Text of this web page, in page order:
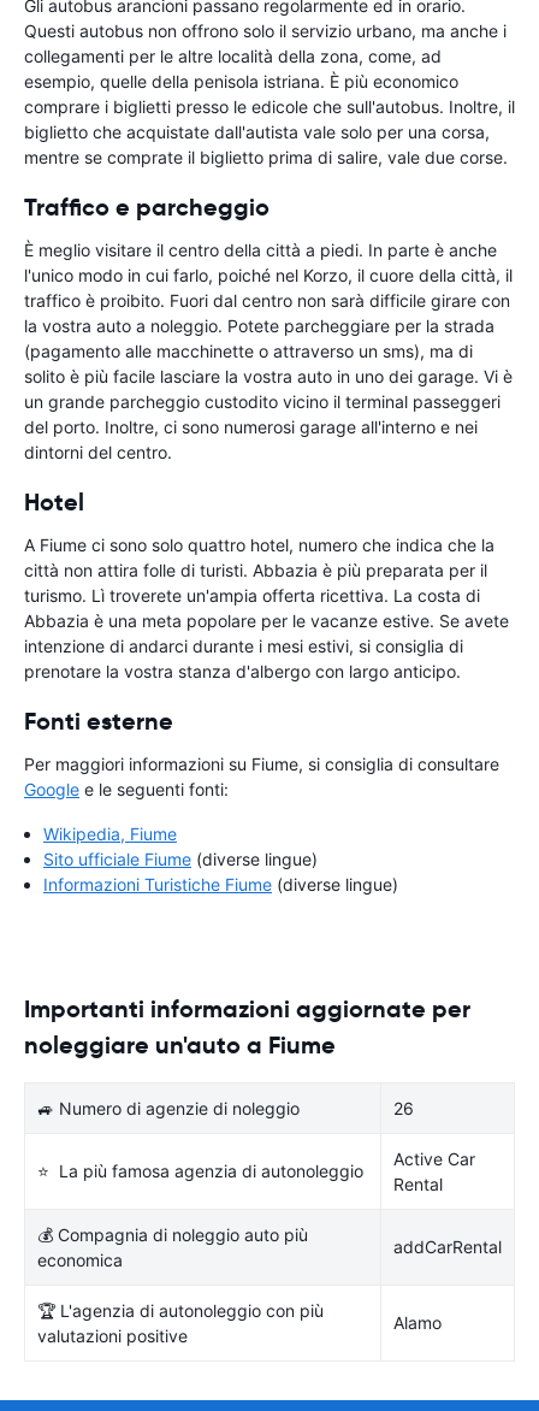
Gli autobus arancioni passano regolarmente ed in orario.
Questi autobus non offrono solo il servizio urbano, ma anche i
collegamenti per le altre località della zona, come, ad
esempio, quelle della penisola istriana. È più economico
comprare i biglietti presso le edicole che sull'autobus. Inoltre, il
biglietto che acquistate dall'autista vale solo per una corsa,
mentre se comprate il biglietto prima di salire, vale due corse.
Traffico e parcheggio
È meglio visitare il centro della città a piedi. In parte è anche
l'unico modo in cui farlo, poiché nel Korzo, il cuore della città, il
traffico è proibito. Fuori dal centro non sarà difficile girare con
la vostra auto a noleggio. Potete parcheggiare per la strada
(pagamento alle macchinette o attraverso un sms), ma di
solito è più facile lasciare la vostra auto in uno dei garage. Vi è
un grande parcheggio custodito vicino il terminal passeggeri
del porto. Inoltre, ci sono numerosi garage all'interno e nei
dintorni del centro.
Hotel
A Fiume ci sono solo quattro hotel, numero che indica che la
città non attira folle di turisti. Abbazia è più preparata per il
turismo. Lì troverete un'ampia offerta ricettiva. La costa di
Abbazia è una meta popolare per le vacanze estive. Se avete
intenzione di andarci durante i mesi estivi, si consiglia di
prenotare la vostra stanza d'albergo con largo anticipo.
Fonti esterne
Per maggiori informazioni su Fiume, si consiglia di consultare
Google e le seguenti fonti:
Wikipedia, Fiume
Sito ufficiale Fiume (diverse lingue)
Informazioni Turistiche Fiume (diverse lingue)
Importanti informazioni aggiornate per
noleggiare un'auto a Fiume
🚙 Numero di agenzie di noleggio 26
⭐ La più famosa agenzia di autonoleggio
Active Car
Rental
💰 Compagnia di noleggio auto più
economica
addCarRental
🏆 L'agenzia di autonoleggio con più
valutazioni positive
Alamo